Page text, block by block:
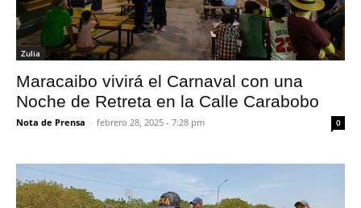
Zulia
Maracaibo vivirá el Carnaval con una
Noche de Retreta en la Calle Carabobo
Nota de Prensa - febrero 28, 2025 - 7:28 pm 0